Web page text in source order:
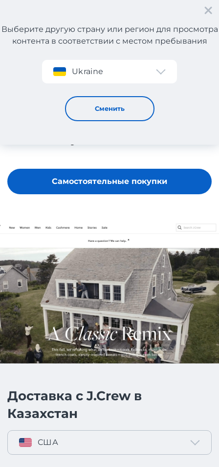
Регистрация
Выберите другую страну или регион для просмотра
контента в соответствии с местом пребывания
Ukraine
Сменить
J.Crew
Самостоятельные покупки
Доставка с J.Crew в
Казахстан
США